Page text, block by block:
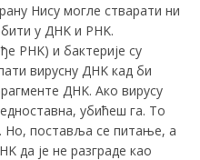
Нису могле стварати ни
у ДНK и РНK.
РНK) и бактерије су
вирусну ДНK кад би
ДНK. Ако вирусу
убићеш га. То
Но, поставља се питање, а
да је не разграде као